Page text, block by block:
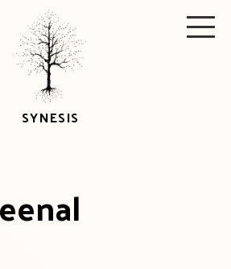
SYNESIS